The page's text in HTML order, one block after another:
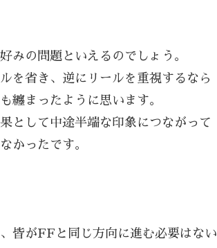
みの問題といえるのでしょう。
を省き、逆にリールを重視するなら
纏まったように思います。
として中途半端な印象につながって
かったです。
皆がFFと同じ方向に進む必要はない